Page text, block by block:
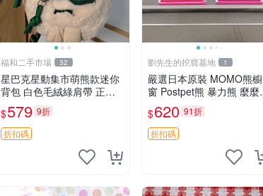
福和二手市場 32
星巴克星動集市萌熊款迷你
背包 白色毛絨綠肩帶 正式
限量版 新品 上市未拆封 尺
寸約20公分 超適合收藏 迷
你背包 毛絨玩具 背包配件
$579 9折
折扣碼
劉先生的挖寶基地 1
嚴選日本原裝 MOMO熊櫥
窗 Postpet熊 暴力熊 麼麼
熊，實物精緻收藏無損，二
手誠意出售 暴力熊 MOMO
熊 日本版 櫥趣熊熊偶
$620 91折
折扣碼